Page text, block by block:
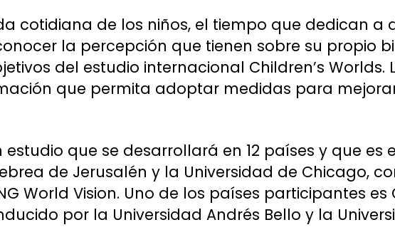
cotidiana de los niños, el tiempo que dedican a
la percepción que tienen sobre su propio
del estudio internacional Children’s Worlds.
que permita adoptar medidas para
estudio que se desarrollará en 12 países y que es
de Jerusalén y la Universidad de Chicago,
World Vision. Uno de los países participantes es
por la Universidad Andrés Bello y la